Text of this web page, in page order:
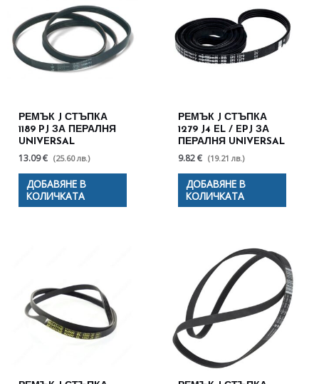
РЕМЪК J СТЪПКА
1189 PJ ЗА ПЕРАЛНЯ
UNIVERSAL
13.09 € (25.60 лв.)
ДОБАВЯНЕ В
КОЛИЧКАТА
РЕМЪК J СТЪПКА
1279 J4 EL / EPJ ЗА
ПЕРАЛНЯ UNIVERSAL
9.82 € (19.21 лв.)
ДОБАВЯНЕ В
КОЛИЧКАТА